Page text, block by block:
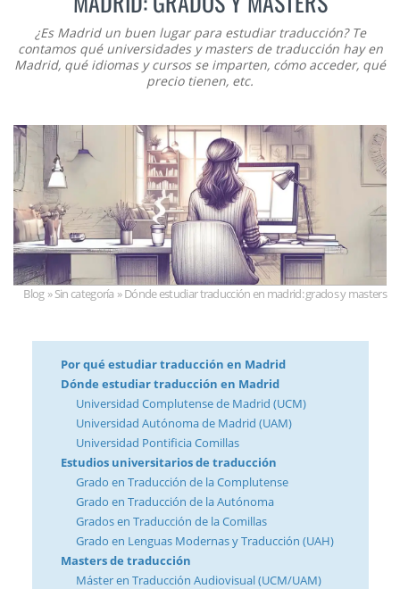
¿Es Madrid un buen lugar para estudiar traducción? Te
contamos qué universidades y masters de traducción hay en
Madrid, qué idiomas y cursos se imparten, cómo acceder, qué
precio tienen, etc.
blog » sin categoría » dónde estudiar traducción en madrid: grados y masters
Por qué estudiar traducción en Madrid
Dónde estudiar traducción en Madrid
Universidad Complutense de Madrid (UCM)
Universidad Autónoma de Madrid (UAM)
Universidad Pontificia Comillas
Estudios universitarios de traducción
Grado en Traducción de la Complutense
Grado en Traducción de la Autónoma
Grados en Traducción de la Comillas
Grado en Lenguas Modernas y Traducción (UAH)
Masters de traducción
Máster en Traducción Audiovisual (UCM/UAM)